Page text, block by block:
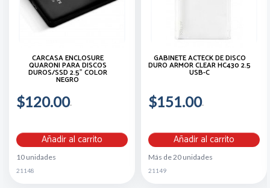
CARCASA ENCLOSURE
QUARONI PARA DISCOS
DUROS/SSD 2.5" COLOR
NEGRO
$120.00
Añadir al carrito
10 unidades
21148
GABINETE ACTECK DE DISCO
DURO ARMOR CLEAR HC430 2.5
USB-C
$151.00
Añadir al carrito
Más de 20 unidades
21149